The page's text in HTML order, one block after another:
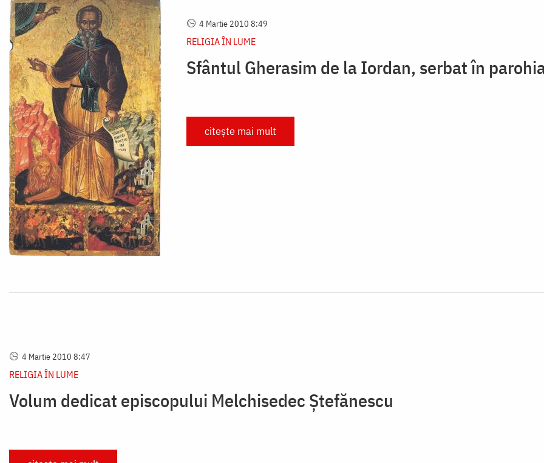
4 Martie 2010 8:49
RELIGIA ÎN LUME
Sfântul Gherasim de la Iordan, serbat în
citește mai mult
4 Martie 2010 8:47
RELIGIA ÎN LUME
Volum dedicat episcopului Melchisedec Ștefănescu